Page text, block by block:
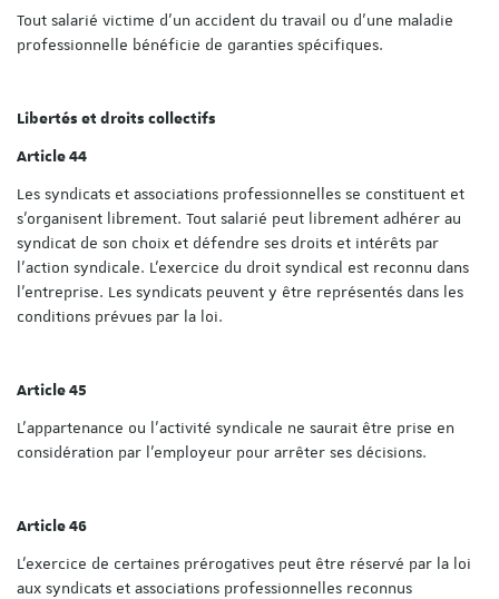
Tout salarié victime d'un accident du travail ou d'une maladie
professionnelle bénéficie de garanties spécifiques.
Libertés et droits collectifs
Article 44
Les syndicats et associations professionnelles se constituent et
s'organisent librement. Tout salarié peut librement adhérer au
syndicat de son choix et défendre ses droits et intérêts par
l'action syndicale. L'exercice du droit syndical est reconnu dans
l'entreprise. Les syndicats peuvent y être représentés dans les
conditions prévues par la loi.
Article 45
L'appartenance ou l'activité syndicale ne saurait être prise en
considération par l'employeur pour arrêter ses décisions.
Article 46
L'exercice de certaines prérogatives peut être réservé par la loi
aux syndicats et associations professionnelles reconnus